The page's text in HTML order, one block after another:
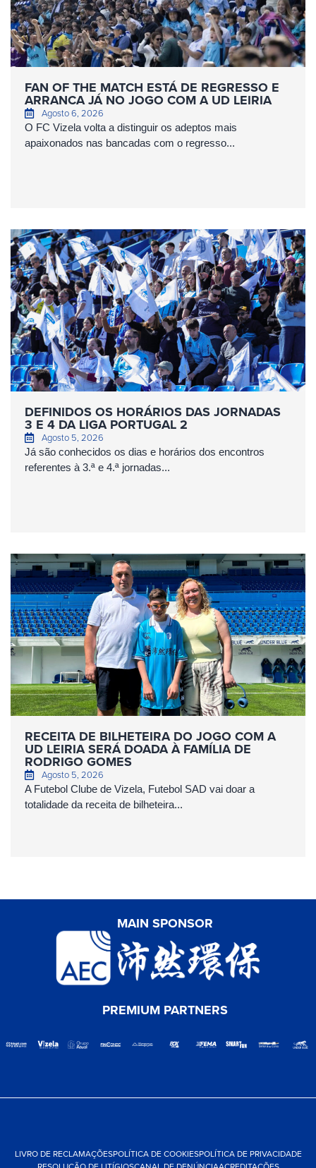
FAN OF THE MATCH ESTÁ DE REGRESSO E
ARRANCA JÁ NO JOGO COM A UD LEIRIA
Agosto 6, 2026
O FC Vizela volta a distinguir os adeptos mais
apaixonados nas bancadas com o regresso...
DEFINIDOS OS HORÁRIOS DAS JORNADAS
3 E 4 DA LIGA PORTUGAL 2
Agosto 5, 2026
Já são conhecidos os dias e horários dos encontros
referentes à 3.ª e 4.ª jornadas...
RECEITA DE BILHETEIRA DO JOGO COM A
UD LEIRIA SERÁ DOADA À FAMÍLIA DE
RODRIGO GOMES
Agosto 5, 2026
A Futebol Clube de Vizela, Futebol SAD vai doar a
totalidade da receita de bilheteira...
MAIN SPONSOR
PREMIUM PARTNERS
LIVRO DE RECLAMAÇÕESPOLÍTICA DE COOKIESPOLÍTICA DE PRIVACIDADE